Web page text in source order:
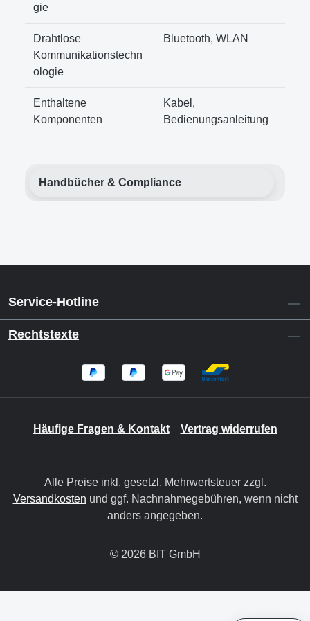
gie
Drahtlose
Kommunikationstechn
ologie
Bluetooth, WLAN
Enthaltene
Komponenten
Kabel,
Bedienungsanleitung
Handbücher & Compliance
Service-Hotline
Rechtstexte
Häufige Fragen & Kontakt Vertrag widerrufen
Alle Preise inkl. gesetzl. Mehrwertsteuer zzgl.
Versandkosten und ggf. Nachnahmegebühren, wenn nicht
anders angegeben.
© 2026 BIT GmbH